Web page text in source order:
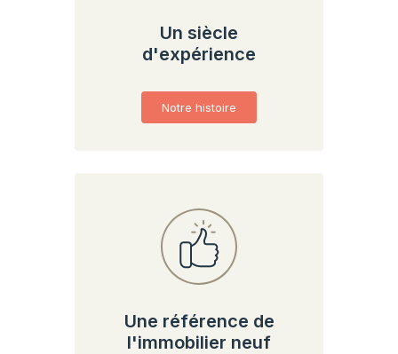
Un siècle
d'expérience
Notre histoire
Une référence de
l'immobilier neuf